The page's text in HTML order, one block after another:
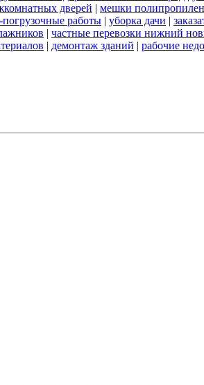
дверей | мешки
погрузочные работы | уборка дачи |
| частные перевозки нижний
| демонтаж зданий | рабочие